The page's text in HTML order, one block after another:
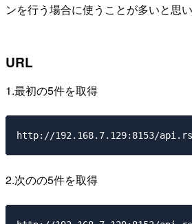
ンを行う場合に使うことが多いと思い
URL
1.最初の5件を取得
2.次のの5件を取得